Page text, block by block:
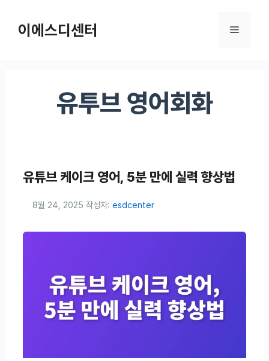
건너뛰기이에스디센터 메뉴
유투브 영어회화
유튜브 케이크 영어, 5분 만에 실력 향상법
8월 24, 2025 작성자: esdcenter